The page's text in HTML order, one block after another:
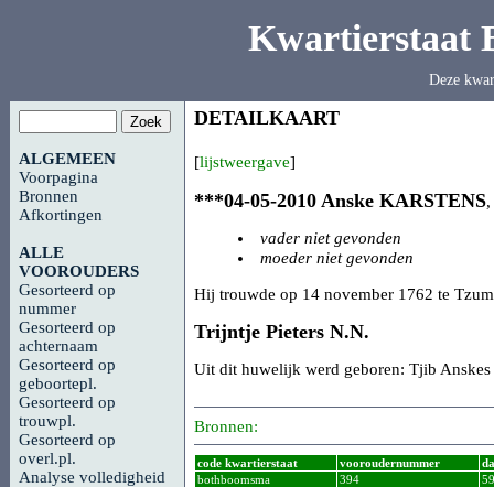
Kwartierstaat
Deze
ALGEMEEN
Voorpagina
Bronnen
Afkortingen
ALLE
VOOROUDERS
Gesorteerd op
nummer
Gesorteerd op
achternaam
Gesorteerd op
geboortepl.
Gesorteerd op
trouwpl.
Gesorteerd op
overl.pl.
Analyse volledigheid
DETAILKAART
[lijstweergave]
***04-05-2010 Anske KARSTENS
vader niet gevonden
moeder niet gevonden
Hij trouwde op 14 november 1762 te
Trijntje Pieters N.N.
Uit dit huwelijk werd geboren: Tjib Anskes
Bronnen:
code kwartierstaat vooroudernummer
bothboomsma
394